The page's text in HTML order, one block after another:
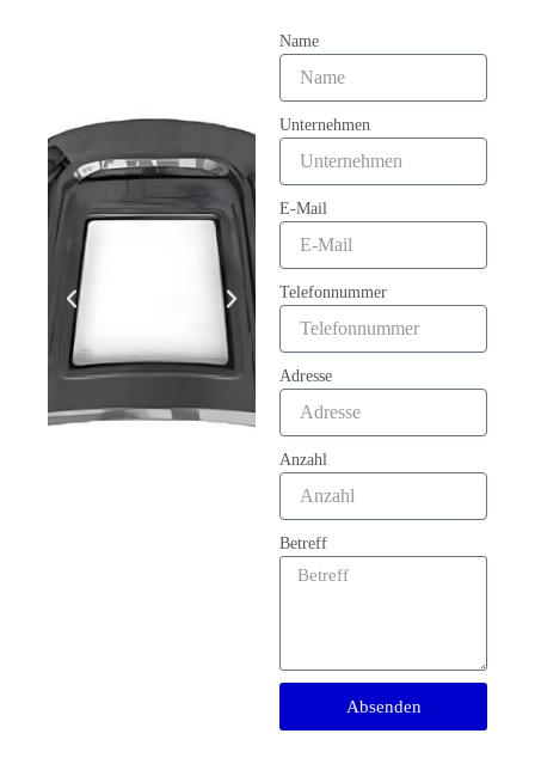
Name
Unternehmen
E-Mail
Telefonnummer
Adresse
Anzahl
Betreff
Absenden